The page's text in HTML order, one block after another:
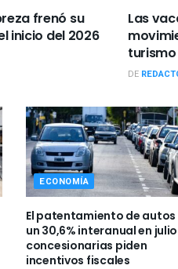
frenó su
inicio del 2026
Las
DE
ECONOMÍA
El patentamiento de
un 30,6% interanual en
concesionarias piden
incentivos fiscales